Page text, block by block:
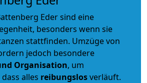
Eder sind eine
besonders wenn sie
stattfinden. Umzüge von
jedoch besondere
Organisation, um
alles reibungslosverläuft.